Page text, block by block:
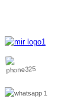
8 962 888 51 55